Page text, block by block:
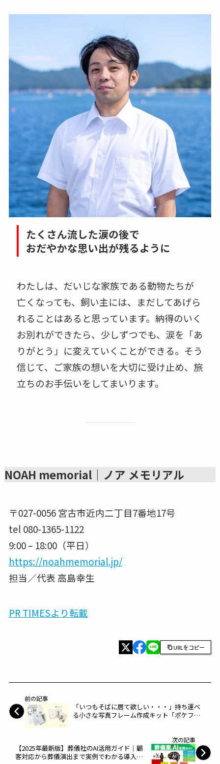
たくさん流した涙の後で
おだやかな思い出が残るように
わたしは、だいじな家族である動物たちが
亡くなっても、飼い主には、まだしてあげら
れることはあると思っています。納得のいく
お別れができたら、少しずつでも、涙を「あ
りがとう」に変えていくことができる。そう
信じて、ご家族の想いを大切に受け止め、旅
立ちのお手伝いをしてまいります。
NOAH memorial｜ノア メモリアル
〒027-0056 宮古市近内二丁目7番地17号
tel 080-1365-1122
9:00 – 18:00（平日）
https://noahmemorial.jp/
担当／代表 高島幸生
PR TIMESより転載
URLをコピー
前の記事
「いつもそばに居て欲しい・・・」持ち運べ
る小さな写真フレーム作成キット「ポケフ
次の記事
【2025年最新版】葬儀社のAI活用ガイド｜顧
客対応から葬儀演出まで実例でわかる導入の